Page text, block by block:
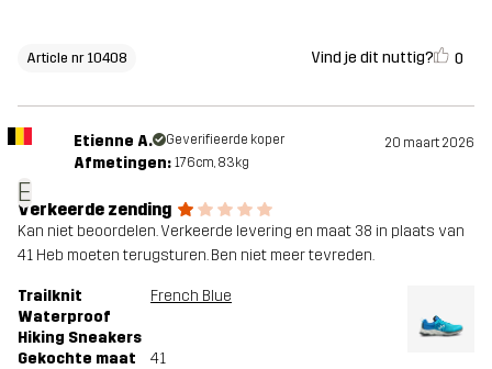
Article nr 10408 Vind je dit nuttig? 0
E
Etienne A. Geverifieerde koper 20 maart 2026
Afmetingen: 176cm, 83kg
Verkeerde zending
Kan niet beoordelen. Verkeerde levering en maat 38 in plaats van
41 Heb moeten terugsturen. Ben niet meer tevreden.
Trailknit
Waterproof
Hiking Sneakers
French Blue
Gekochte maat 41